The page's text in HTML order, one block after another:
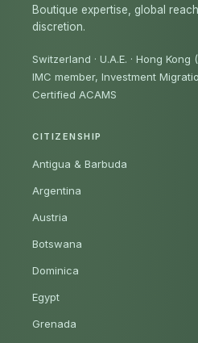
Boutique expertise, global
discretion.
Switzerland · U.A.E. · Hong Kong
IMC member, Investment
Certified ACAMS
CITIZENSHIP
Antigua & Barbuda
Argentina
Austria
Botswana
Dominica
Egypt
Grenada